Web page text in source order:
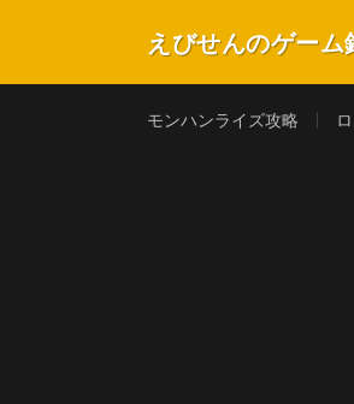
えびせんのゲーム
モンハンライズ攻略